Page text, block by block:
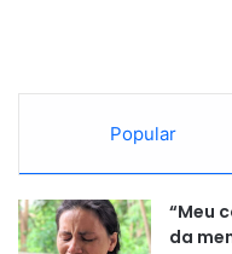
defesa são obrigados a
Fiscal, os gastos
sofrem qualquer
Popular
“Meu
da